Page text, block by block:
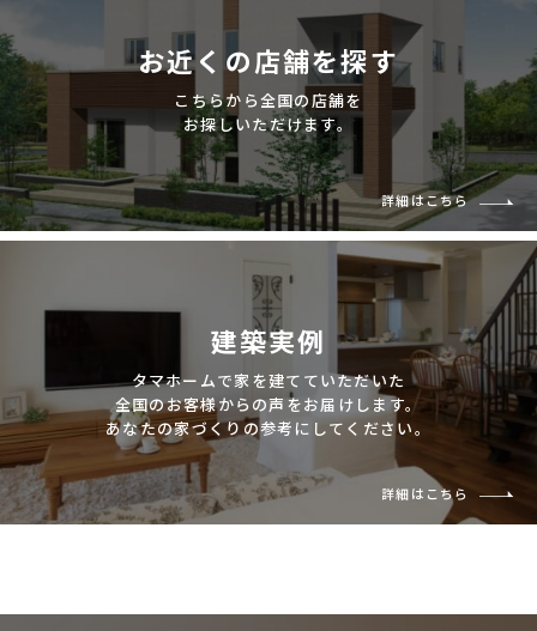
お近くの店舗を探す
こちらから全国の店舗を
お探しいただけます。
詳細はこちら
建築実例
タマホームで家を建てていただいた
全国のお客様からの声をお届けします。
あなたの家づくりの参考にしてください。
詳細はこちら